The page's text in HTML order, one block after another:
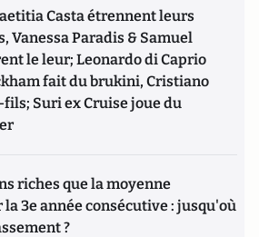
Casta étrennent leurs
Vanessa Paradis & Samuel
le leur; Leonardo di Caprio
fait du brukini, Cristiano
Suri ex Cruise joue du
riches que la moyenne
3e année consécutive : jusqu'où
?